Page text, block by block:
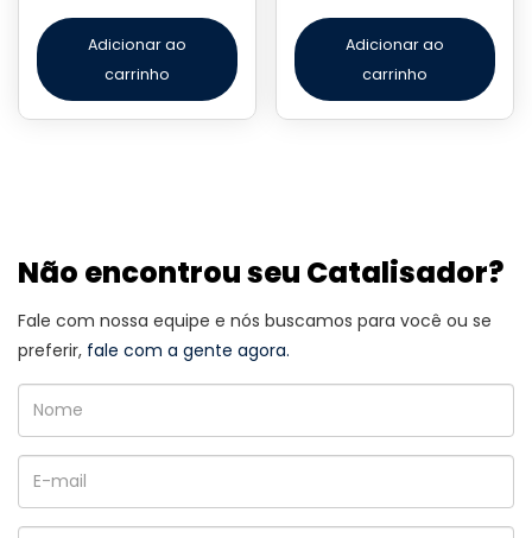
Adicionar ao
carrinho
Adicionar ao
carrinho
Não encontrou seu Catalisador?
Fale com nossa equipe e nós buscamos para você ou se
preferir, fale com a gente agora.